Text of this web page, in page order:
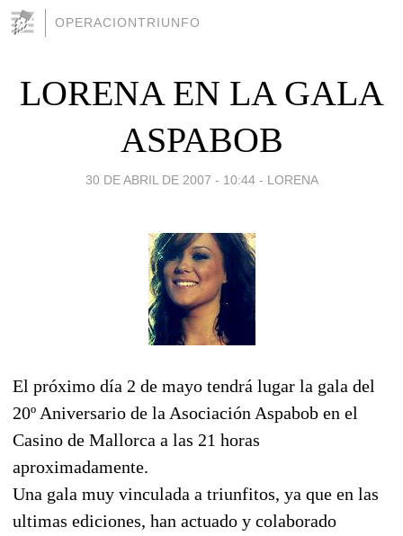
OPERACIONTRIUNFO
LORENA EN LA GALA
ASPABOB
30 DE ABRIL DE 2007 - 10:44 - LORENA
El próximo día 2 de mayo tendrá lugar la gala del
20º Aniversario de la Asociación Aspabob en el
Casino de Mallorca a las 21 horas
aproximadamente.
Una gala muy vinculada a triunfitos, ya que en las
ultimas ediciones, han actuado y colaborado